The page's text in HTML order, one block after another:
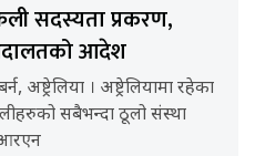
सदस्यता प्रकरण,
आदेश
अष्ट्रेलिया । अष्ट्रेलियामा रहेका
सबैभन्दा ठूलो संस्था